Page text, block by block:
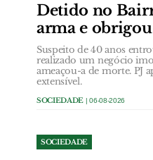
Detido no
arma e
Suspeito de 40 anos
realizado um negócio
ameaçou-a de morte. PJ
extensível.
SOCIEDADE | 06-08-2026
SOCIEDADE